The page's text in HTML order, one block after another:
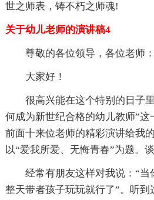
世之师表，铸不朽之师魂!
关于幼儿老师的演讲稿4
尊敬的各位领导，各位老师：
大家好！
很高兴能在这个特别的日子
何成为新世纪合格的幼儿教师”这
前面十来位老师的精彩演讲给我
以“爱我所爱、无悔青春”为题。
经常有朋友这样对我说：“当
整天带者孩子玩玩就行了”。听